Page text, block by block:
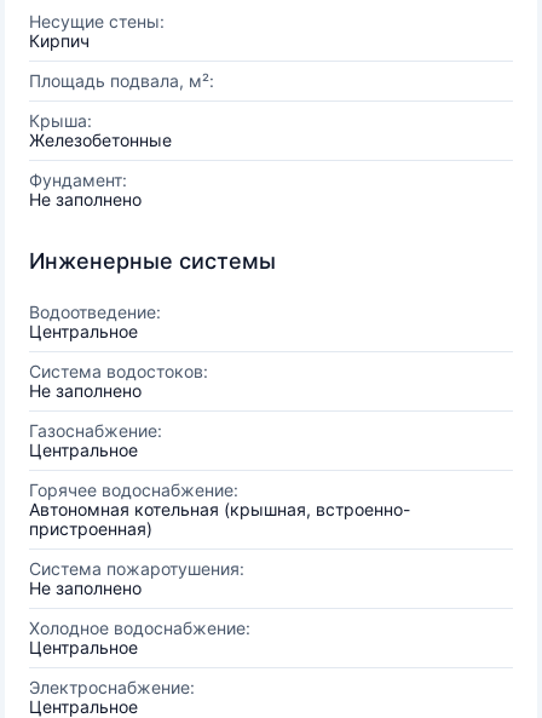
Несущие стены:
Кирпич
Площадь подвала, м²:
Крыша:
Железобетонные
Фундамент:
Не заполнено
Инженерные системы
Водоотведение:
Центральное
Система водостоков:
Не заполнено
Газоснабжение:
Центральное
Горячее водоснабжение:
Автономная котельная (крышная, встроенно-
пристроенная)
Система пожаротушения:
Не заполнено
Холодное водоснабжение:
Центральное
Электроснабжение:
Центральное